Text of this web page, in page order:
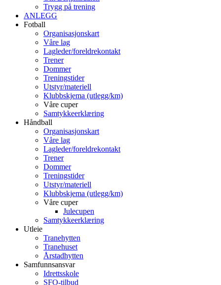
Trygg på trening
ANLEGG
Fotball
Organisasjonskart
Våre lag
Lagleder/foreldrekontakt
Trener
Dommer
Treningstider
Utstyr/materiell
Klubbskjema (utlegg/km)
Våre cuper
Samtykkeerklæring
Håndball
Organisasjonskart
Våre lag
Lagleder/foreldrekontakt
Trener
Dommer
Treningstider
Utstyr/materiell
Klubbskjema (utlegg/km)
Våre cuper
Julecupen
Samtykkeerklæring
Utleie
Tranehytten
Tranehuset
Årstadhytten
Samfunnsansvar
Idrettsskole
SFO-tilbud